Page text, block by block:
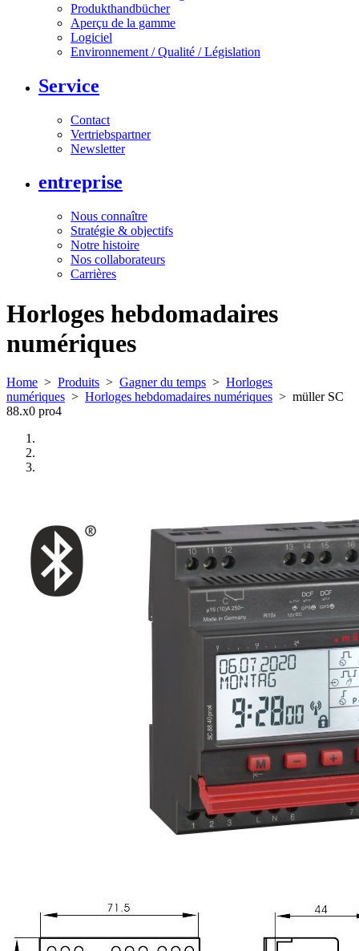
Produkthandbücher
Aperçu de la gamme
Logiciel
Environnement / Qualité / Législation
Service
Contact
Vertriebspartner
Newsletter
entreprise
Nous connaître
Stratégie & objectifs
Notre histoire
Nos collaborateurs
Carrières
Horloges hebdomadaires
numériques
Home > Produits > Gagner du temps > Horloges
numériques > Horloges hebdomadaires numériques > müller SC
88.x0 pro4